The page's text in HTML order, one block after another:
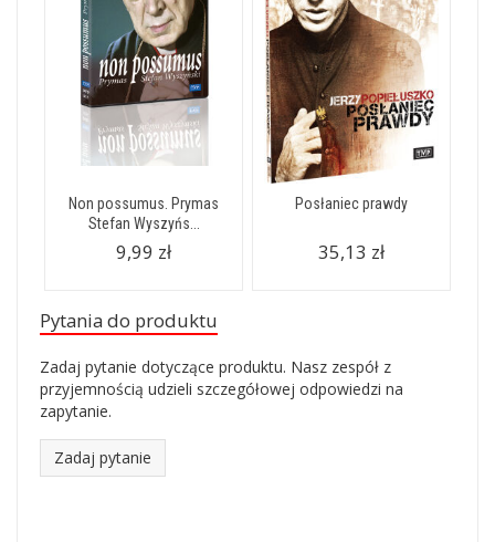
Non possumus. Prymas
Stefan Wyszyńs...
9,99 zł
Posłaniec prawdy
35,13 zł
Pytania do produktu
Zadaj pytanie dotyczące produktu. Nasz zespół z
przyjemnością udzieli szczegółowej odpowiedzi na
zapytanie.
Zadaj pytanie